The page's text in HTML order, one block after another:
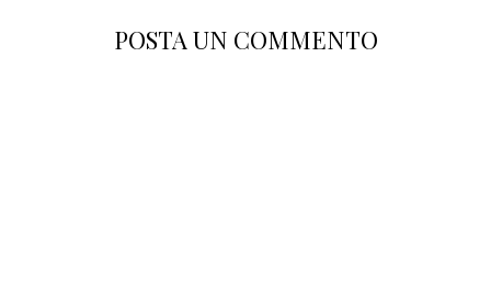
POSTA UN COMMENTO